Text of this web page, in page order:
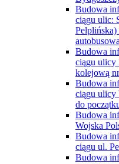
Budowa
ciągu ulic:
Budowa
ciągu ulicy
kolejową
Budowa
ciągu ulicy
do
Budowa
Wojska
Budowa
ciągu ul.
Budowa